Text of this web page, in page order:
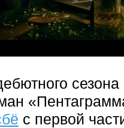
сезона
с первой